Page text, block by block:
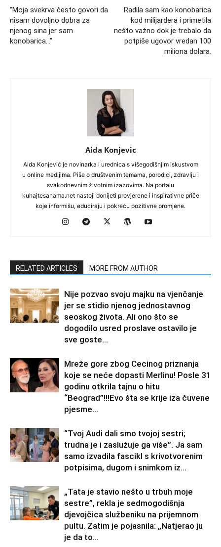
“Moja svekrva često govori da
nisam dovoljno dobra za
njenog sina jer sam
konobarica…”
Radila sam kao konobarica
kod milijardera i primetila
nešto važno dok je trebalo da
potpiše ugovor vredan 100
miliona dolara.
Aida Konjevic
Aida Konjević je novinarka i urednica s višegodišnjim iskustvom
u online medijima. Piše o društvenim temama, porodici, zdravlju i
svakodnevnim životnim izazovima. Na portalu
kuhajtesanama.net nastoji donijeti provjerene i inspirativne priče
koje informišu, educiraju i pokreću pozitivne promjene.
RELATED ARTICLES MORE FROM AUTHOR
Nije pozvao svoju majku na vjenčanje
jer se stidio njenog jednostavnog
seoskog života. Ali ono što se
dogodilo usred proslave ostavilo je
sve goste...
Mreže gore zbog Cecinog priznanja
koje se neće dopasti Merlinu! Posle 31
godinu otkrila tajnu o hitu
“Beograd”!!!Evo šta se krije iza čuvene
pjesme...
“Tvoj Audi dali smo tvojoj sestri;
trudna je i zaslužuje ga više”. Ja sam
samo izvadila fascikl s krivotvorenim
potpisima, dugom i snimkom iz...
„Tata je stavio nešto u trbuh moje
sestre”, rekla je sedmogodišnja
djevojčica službeniku na prijemnom
pultu. Zatim je pojasnila: „Natjerao ju
je da to...